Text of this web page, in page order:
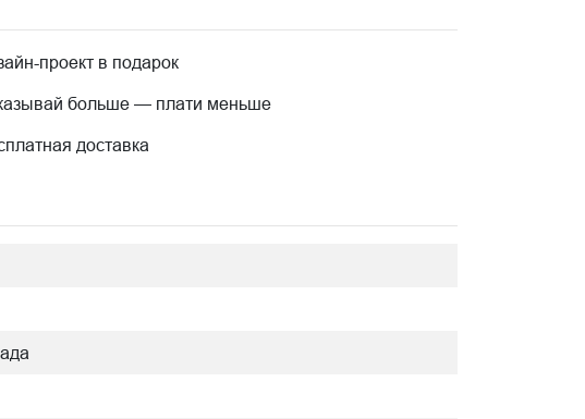
проект в подарок
больше — плати меньше
доставка